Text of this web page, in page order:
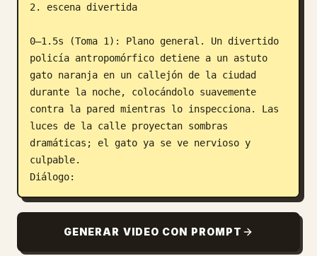
2. escena divertida
0–1.5s (Toma 1): Plano general. Un divertido
policía antropomórfico detiene a un astuto
gato naranja en un callejón de la ciudad
durante la noche, colocándolo suavemente
contra la pared mientras lo inspecciona. Las
luces de la calle proyectan sombras
dramáticas; el gato ya se ve nervioso y
culpable.
Diálogo:
GENERAR VIDEO CON PROMPT